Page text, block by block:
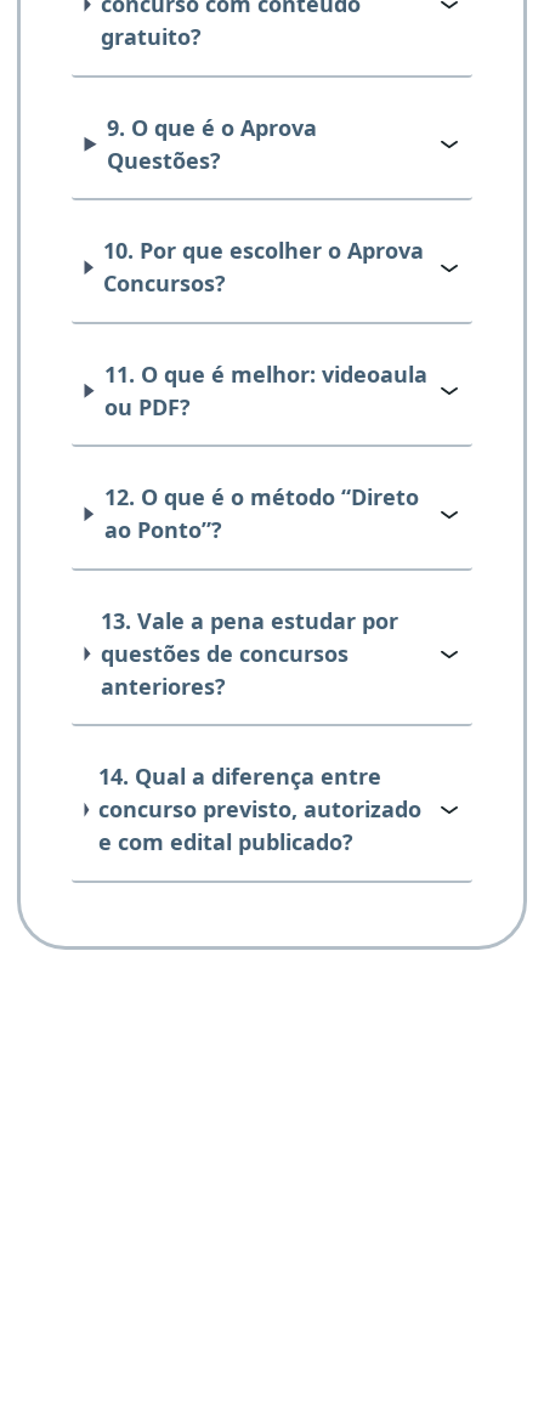
gratuito?
9. O que é o Aprova
Questões?
10. Por que escolher o Aprova
Concursos?
11. O que é melhor: videoaula
ou PDF?
12. O que é o método “Direto
ao Ponto”?
13. Vale a pena estudar por
questões de concursos
anteriores?
14. Qual a diferença entre
concurso previsto, autorizado
e com edital publicado?